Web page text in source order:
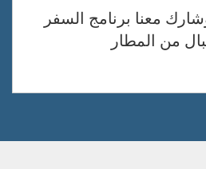
معنا برنامج السفر
من المطار